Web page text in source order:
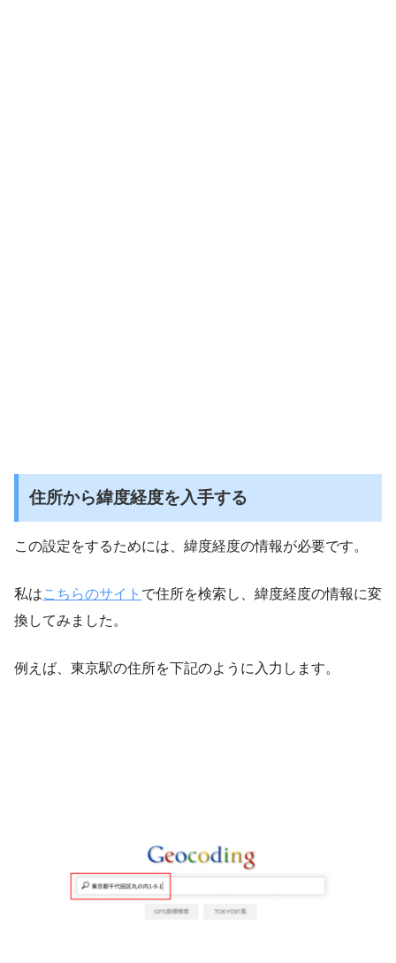
住所から緯度経度を入手する
この設定をするためには、緯度経度の情報が必要です。
私はこちらのサイト で住所を検索し、緯度経度の情報に変
換してみました。
例えば、東京駅の住所を下記のように入力します。